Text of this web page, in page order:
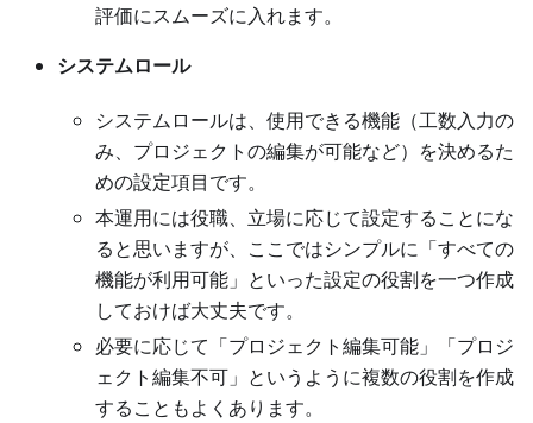
評価にスムーズに入れます。
システムロール
システムロールは、使用できる機能（工数入力の
み、プロジェクトの編集が可能など）を決めるた
めの設定項目です。
本運用には役職、立場に応じて設定することにな
ると思いますが、ここではシンプルに「すべての
機能が利用可能」といった設定の役割を一つ作成
しておけば大丈夫です。
必要に応じて「プロジェクト編集可能」「プロジ
ェクト編集不可」というように複数の役割を作成
することもよくあります。